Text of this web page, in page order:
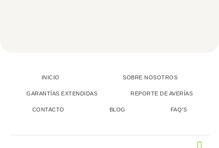
INICIO SOBRE NOSOTROS
GARANTÍAS EXTENDIDAS REPORTE DE AVERÍAS
CONTACTO BLOG FAQ’S